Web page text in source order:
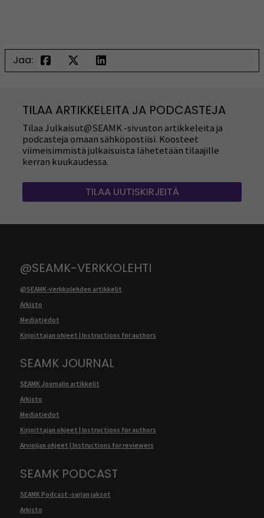
Jaa:
TILAA ARTIKKELEITA JA PODCASTEJA
Tilaa Julkaisut@SEAMK -sivuston artikkeleita ja
podcasteja omaan sähköpostiisi. Koosteet
viimeisimmistä julkaisuista lähetetään tilaajille
kerran kuukaudessa.
TILAA UUTISKIRJEITÄ
@SEAMK-VERKKOLEHTI
@SEAMK-verkkolehden artikkelit
Arkisto
Mediatiedot
Kirjoittajan ohjeet | Instructions for authors
SEAMK JOURNAL
SEAMK Journalin artikkelit
Arkisto
Mediatiedot
Kirjoittajan ohjeet | Instructions for authors
Arvioijan ohjeet | Instructions for reviewers
SEAMK PODCAST
SEAMK Podcast -sarjan jaksot
Arkisto